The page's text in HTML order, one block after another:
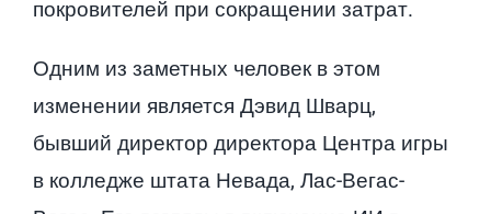
покровителей при сокращении затрат.
Одним из заметных человек в этом
изменении является Дэвид Шварц,
бывший директор директора Центра игры
в колледже штата Невада, Лас-Вегас-